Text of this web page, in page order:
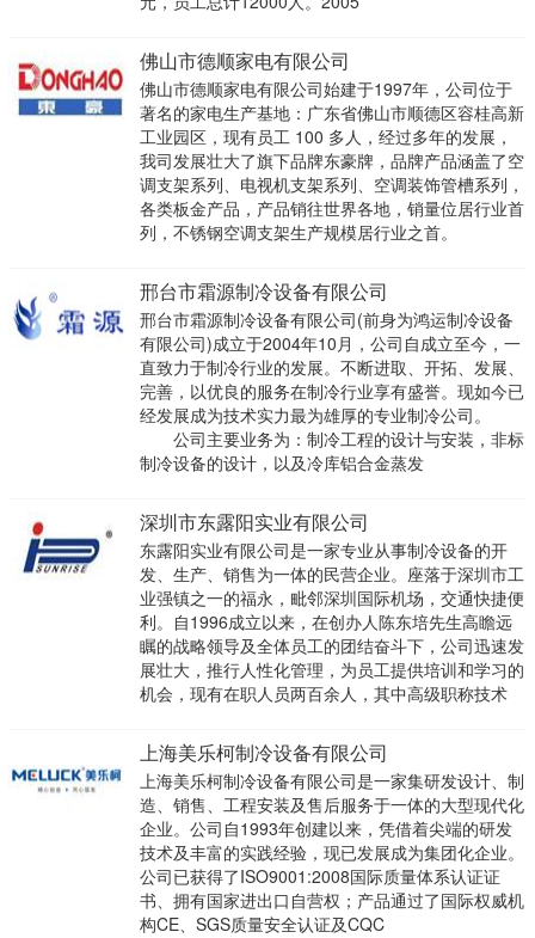
佛山市德顺家电有限公司
佛山市德顺家电有限公司始建于1997年，公司位于
著名的家电生产基地：广东省佛山市顺德区容桂高新
工业园区，现有员工 100 多人，经过多年的发展，
我司发展壮大了旗下品牌东豪牌，品牌产品涵盖了空
调支架系列、电视机支架系列、空调装饰管槽系列，
各类板金产品，产品销往世界各地，销量位居行业首
列，不锈钢空调支架生产规模居行业之首。
邢台市霜源制冷设备有限公司
邢台市霜源制冷设备有限公司(前身为鸿运制冷设备
有限公司)成立于2004年10月，公司自成立至今，一
直致力于制冷行业的发展。不断进取、开拓、发展、
完善，以优良的服务在制冷行业享有盛誉。现如今已
经发展成为技术实力最为雄厚的专业制冷公司。
公司主要业务为：制冷工程的设计与安装，非标
制冷设备的设计，以及冷库铝合金蒸发
深圳市东露阳实业有限公司
东露阳实业有限公司是一家专业从事制冷设备的开
发、生产、销售为一体的民营企业。座落于深圳市工
业强镇之一的福永，毗邻深圳国际机场，交通快捷便
利。自1996成立以来，在创办人陈东培先生高瞻远
瞩的战略领导及全体员工的团结奋斗下，公司迅速发
展壮大，推行人性化管理，为员工提供培训和学习的
机会，现有在职人员两百余人，其中高级职称技术
上海美乐柯制冷设备有限公司
上海美乐柯制冷设备有限公司是一家集研发设计、制
造、销售、工程安装及售后服务于一体的大型现代化
企业。公司自1993年创建以来，凭借着尖端的研发
技术及丰富的实践经验，现已发展成为集团化企业。
公司已获得了ISO9001:2008国际质量体系认证证
书、拥有国家进出口自营权；产品通过了国际权威机
构CE、SGS质量安全认证及CQC